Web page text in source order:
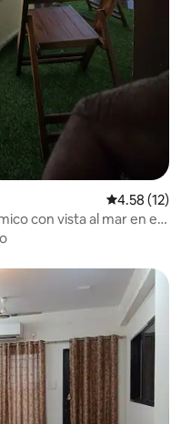
Calificación
4.58 (12)
con vista al mar en el